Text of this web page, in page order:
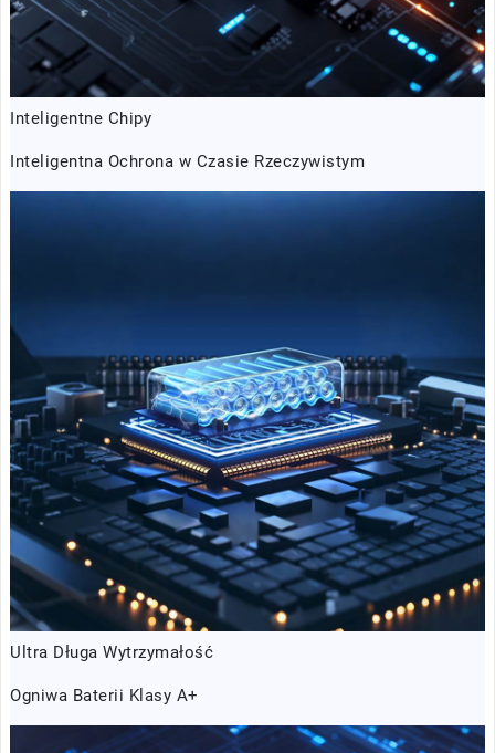
Inteligentne Chipy
Inteligentna Ochrona w Czasie Rzeczywistym
Ultra Długa Wytrzymałość
Ogniwa Baterii Klasy A+